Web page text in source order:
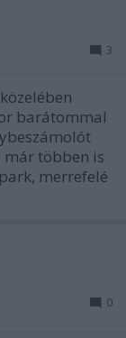
3
barátommal
többen is
merrefelé
0